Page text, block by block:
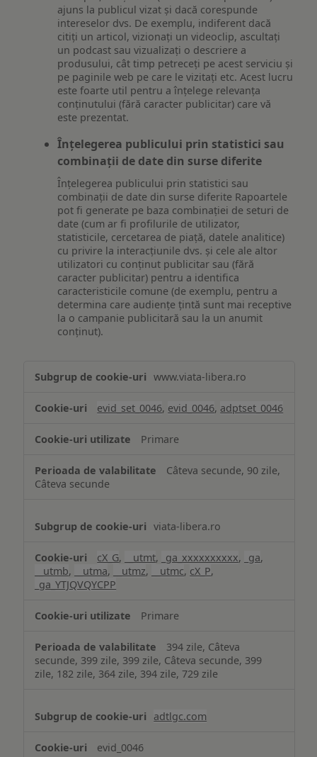
ajuns la publicul vizat și dacă corespunde
intereselor dvs. De exemplu, indiferent dacă
citiți un articol, vizionați un videoclip, ascultați
un podcast sau vizualizați o descriere a
produsului, cât timp petreceți pe acest serviciu și
pe paginile web pe care le vizitați etc. Acest lucru
este foarte util pentru a înțelege relevanța
conținutului (fără caracter publicitar) care vă
este prezentat.
Înțelegerea publicului prin statistici sau
combinații de date din surse diferite
Înțelegerea publicului prin statistici sau
combinații de date din surse diferite Rapoartele
pot fi generate pe baza combinației de seturi de
date (cum ar fi profilurile de utilizator,
statisticile, cercetarea de piață, datele analitice)
cu privire la interacțiunile dvs. și cele ale altor
utilizatori cu conținut publicitar sau (fără
caracter publicitar) pentru a identifica
caracteristicile comune (de exemplu, pentru a
determina care audiențe țintă sunt mai receptive
la o campanie publicitară sau la un anumit
conținut).
www.viata-libera.ro
evid_set_0046, evid_0046, adptset_0046
Primare
Câteva secunde, 90 zile,
Câteva secunde
viata-libera.ro
cX_G, __utmt, _ga_xxxxxxxxxx, _ga,
__utmb, __utma, __utmz, __utmc, cX_P,
_ga_YTJQVQYCPP
Primare
394 zile, Câteva
secunde, 399 zile, 399 zile, Câteva secunde, 399
zile, 182 zile, 364 zile, 394 zile, 729 zile
adtlgc.com
evid_0046